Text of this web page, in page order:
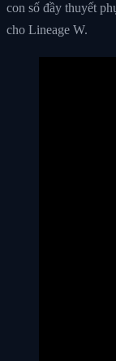
con số đầy thuyết
cho Lineage W.